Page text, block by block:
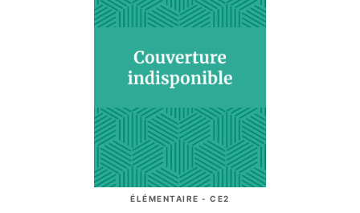
ÉLÉMENTAIRE - CE2